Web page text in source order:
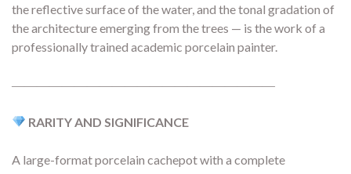
the reflective surface of the water, and the tonal gradation of
the architecture emerging from the trees — is the work of a
professionally trained academic porcelain painter.
―――――――――――――――――――――
RARITY AND SIGNIFICANCE
A large-format porcelain cachepot with a complete